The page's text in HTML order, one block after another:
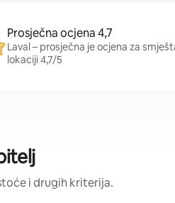
Prosječna ocjena 4,7
Laval – prosječna je ocjena za
lokaciji 4,7/5
i drugih kriterija.